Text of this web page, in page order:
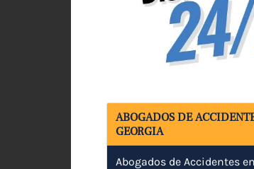
ABOGADOS DE
GEORGIA
Abogados de Accidentes